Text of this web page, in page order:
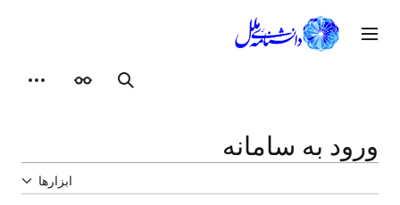
محتوااصلی
جستجوظاهر
ابزارهای
ورود به سامانه
ابزارها